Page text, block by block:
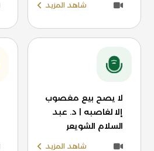
شاهد المزيد
لا يصح بيع مغصوب
إلا لغاصبه | د. عبد
السلام الشويعر
شاهد المزيد